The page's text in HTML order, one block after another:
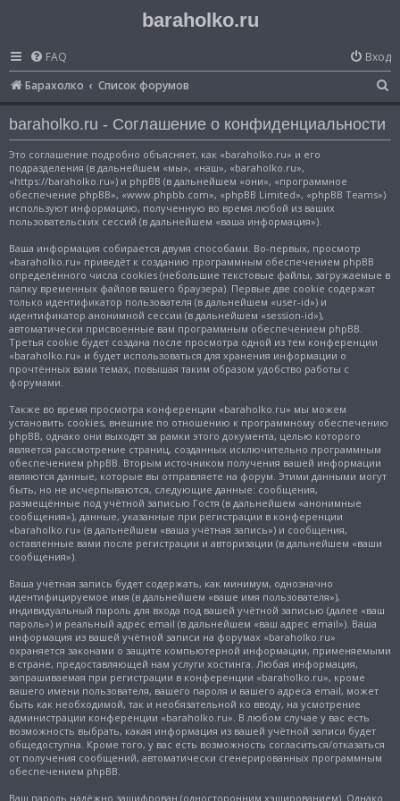
baraholko.ru
FAQ
Вход
Барахолко
Список форумов
о
baraholko.ru - Соглашение о конфиденциальности
Это соглашение подробно объясняет, как «baraholko.ru» и его
подразделения (в дальнейшем «мы», «наш», «baraholko.ru»,
«https://baraholko.ru») и phpBB (в дальнейшем «они», «программное
обеспечение phpBB», «www.phpbb.com», «phpBB Limited», «phpBB Teams»)
используют информацию, полученную во время любой из ваших
пользовательских сессий (в дальнейшем «ваша информация»).
Ваша информация собирается двумя способами. Во-первых, просмотр
«baraholko.ru» приведёт к созданию программным обеспечением phpBB
определённого числа cookies (небольшие текстовые файлы, загружаемые в
папку временных файлов вашего браузера). Первые две cookie содержат
только идентификатор пользователя (в дальнейшем «user-id») и
идентификатор анонимной сессии (в дальнейшем «session-id»),
автоматически присвоенные вам программным обеспечением phpBB.
Третья cookie будет создана после просмотра одной из тем конференции
«baraholko.ru» и будет использоваться для хранения информации о
прочтённых вами темах, повышая таким образом удобство работы с
форумами.
Также во время просмотра конференции «baraholko.ru» мы можем
установить cookies, внешние по отношению к программному обеспечению
phpBB, однако они выходят за рамки этого документа, целью которого
является рассмотрение страниц, созданных исключительно программным
обеспечением phpBB. Вторым источником получения вашей информации
являются данные, которые вы отправляете на форум. Этими данными могут
быть, но не исчерпываются, следующие данные: сообщения,
размещённые под учётной записью Гостя (в дальнейшем «анонимные
сообщения»), данные, указанные при регистрации в конференции
«baraholko.ru» (в дальнейшем «ваша учётная запись») и сообщения,
оставленные вами после регистрации и авторизации (в дальнейшем «ваши
сообщения»).
Ваша учётная запись будет содержать, как минимум, однозначно
идентифицируемое имя (в дальнейшем «ваше имя пользователя»),
индивидуальный пароль для входа под вашей учётной записью (далее «ваш
пароль») и реальный адрес email (в дальнейшем «ваш адрес email»). Ваша
информация из вашей учётной записи на форумах «baraholko.ru»
охраняется законами о защите компьютерной информации, применяемыми
в стране, предоставляющей нам услуги хостинга. Любая информация,
запрашиваемая при регистрации в конференции «baraholko.ru», кроме
вашего имени пользователя, вашего пароля и вашего адреса email, может
быть как необходимой, так и необязательной ко вводу, на усмотрение
администрации конференции «baraholko.ru». В любом случае у вас есть
возможность выбрать, какая информация из вашей учётной записи будет
общедоступна. Кроме того, у вас есть возможность согласиться/отказаться
от получения сообщений, автоматически сгенерированных программным
обеспечением phpBB.
Ваш пароль надёжно зашифрован (односторонним хэшированием). Однако